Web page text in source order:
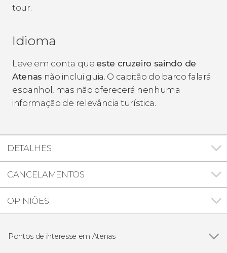
tour.
Idioma
Leve em conta que este cruzeiro saindo de
Atenas não inclui guia. O capitão do barco falará
espanhol, mas não oferecerá nenhuma
informação de relevância turística.
DETALHES
CANCELAMENTOS
OPINIÕES
Pontos de interesse em Atenas